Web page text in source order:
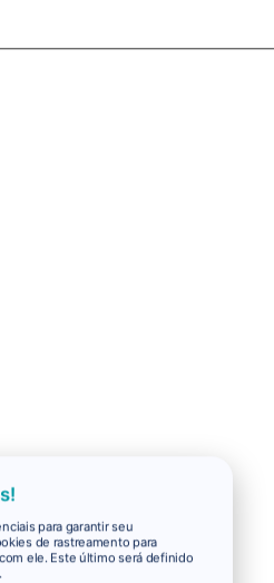
para garantir seu
de rastreamento para
ele. Este último será definido